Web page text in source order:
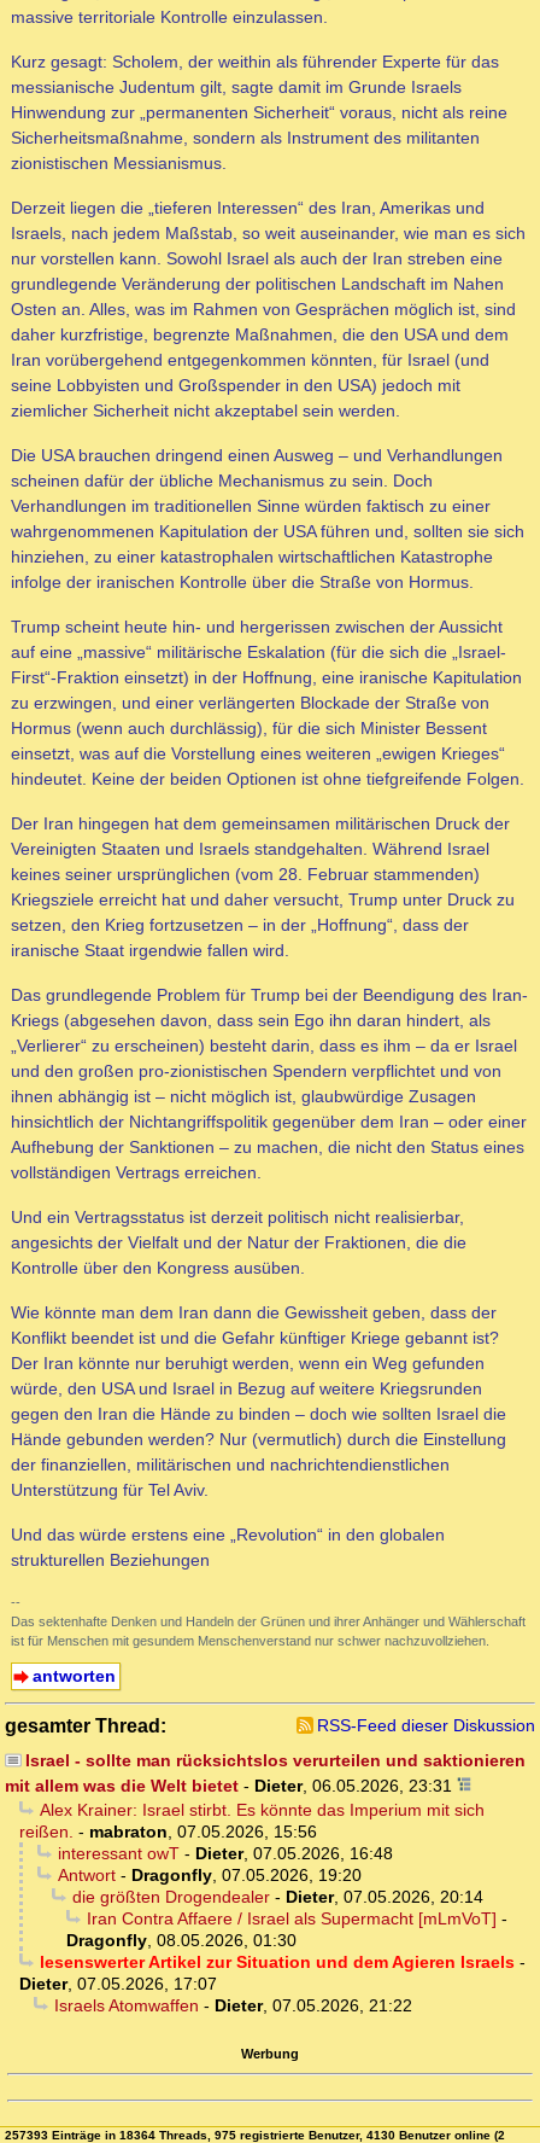
massive territoriale Kontrolle einzulassen.
Kurz gesagt: Scholem, der weithin als führender Experte für das
messianische Judentum gilt, sagte damit im Grunde Israels
Hinwendung zur „permanenten Sicherheit“ voraus, nicht als reine
Sicherheitsmaßnahme, sondern als Instrument des militanten
zionistischen Messianismus.
Derzeit liegen die „tieferen Interessen“ des Iran, Amerikas und
Israels, nach jedem Maßstab, so weit auseinander, wie man es sich
nur vorstellen kann. Sowohl Israel als auch der Iran streben eine
grundlegende Veränderung der politischen Landschaft im Nahen
Osten an. Alles, was im Rahmen von Gesprächen möglich ist, sind
daher kurzfristige, begrenzte Maßnahmen, die den USA und dem
Iran vorübergehend entgegenkommen könnten, für Israel (und
seine Lobbyisten und Großspender in den USA) jedoch mit
ziemlicher Sicherheit nicht akzeptabel sein werden.
Die USA brauchen dringend einen Ausweg – und Verhandlungen
scheinen dafür der übliche Mechanismus zu sein. Doch
Verhandlungen im traditionellen Sinne würden faktisch zu einer
wahrgenommenen Kapitulation der USA führen und, sollten sie sich
hinziehen, zu einer katastrophalen wirtschaftlichen Katastrophe
infolge der iranischen Kontrolle über die Straße von Hormus.
Trump scheint heute hin- und hergerissen zwischen der Aussicht
auf eine „massive“ militärische Eskalation (für die sich die „Israel-
First“-Fraktion einsetzt) in der Hoffnung, eine iranische Kapitulation
zu erzwingen, und einer verlängerten Blockade der Straße von
Hormus (wenn auch durchlässig), für die sich Minister Bessent
einsetzt, was auf die Vorstellung eines weiteren „ewigen Krieges“
hindeutet. Keine der beiden Optionen ist ohne tiefgreifende Folgen.
Der Iran hingegen hat dem gemeinsamen militärischen Druck der
Vereinigten Staaten und Israels standgehalten. Während Israel
keines seiner ursprünglichen (vom 28. Februar stammenden)
Kriegsziele erreicht hat und daher versucht, Trump unter Druck zu
setzen, den Krieg fortzusetzen – in der „Hoffnung“, dass der
iranische Staat irgendwie fallen wird.
Das grundlegende Problem für Trump bei der Beendigung des Iran-
Kriegs (abgesehen davon, dass sein Ego ihn daran hindert, als
„Verlierer“ zu erscheinen) besteht darin, dass es ihm – da er Israel
und den großen pro-zionistischen Spendern verpflichtet und von
ihnen abhängig ist – nicht möglich ist, glaubwürdige Zusagen
hinsichtlich der Nichtangriffspolitik gegenüber dem Iran – oder einer
Aufhebung der Sanktionen – zu machen, die nicht den Status eines
vollständigen Vertrags erreichen.
Und ein Vertragsstatus ist derzeit politisch nicht realisierbar,
angesichts der Vielfalt und der Natur der Fraktionen, die die
Kontrolle über den Kongress ausüben.
Wie könnte man dem Iran dann die Gewissheit geben, dass der
Konflikt beendet ist und die Gefahr künftiger Kriege gebannt ist?
Der Iran könnte nur beruhigt werden, wenn ein Weg gefunden
würde, den USA und Israel in Bezug auf weitere Kriegsrunden
gegen den Iran die Hände zu binden – doch wie sollten Israel die
Hände gebunden werden? Nur (vermutlich) durch die Einstellung
der finanziellen, militärischen und nachrichtendienstlichen
Unterstützung für Tel Aviv.
Und das würde erstens eine „Revolution“ in den globalen
strukturellen Beziehungen
--
Das sektenhafte Denken und Handeln der Grünen und ihrer Anhänger und Wählerschaft
ist für Menschen mit gesundem Menschenverstand nur schwer nachzuvollziehen.
antworten
gesamter Thread:
RSS-Feed dieser Diskussion
Israel - sollte man rücksichtslos verurteilen und saktionieren
mit allem was die Welt bietet - Dieter, 06.05.2026, 23:31
Alex Krainer: Israel stirbt. Es könnte das Imperium mit sich
reißen. - mabraton, 07.05.2026, 15:56
interessant owT- Dieter, 07.05.2026, 16:48
Antwort- Dragonfly, 07.05.2026, 19:20
die größten Drogendealer- Dieter, 07.05.2026, 20:14
Iran Contra Affaere / Israel als Supermacht [mLmVoT] -
Dragonfly, 08.05.2026, 01:30
lesenswerter Artikel zur Situation und dem Agieren Israels-
Dieter, 07.05.2026, 17:07
Israels Atomwaffen - Dieter, 07.05.2026, 21:22
Werbung
257393 Einträge in 18364 Threads, 975 registrierte Benutzer, 4130 Benutzer online (2